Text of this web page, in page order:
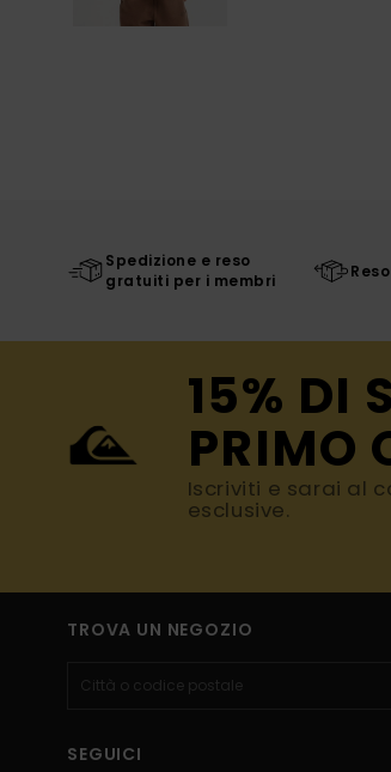
Spedizione e reso
gratuiti per i membri
15% DI
PRIMO
Iscriviti e sarai al
esclusive.
TROVA UN NEGOZIO
SEGUICI